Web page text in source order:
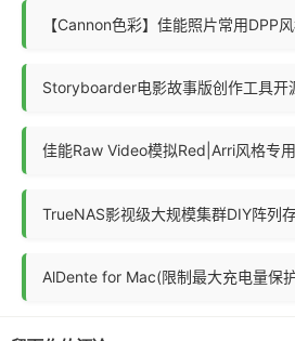
【Cannon色彩】佳能照片常用DPP
Storyboarder电影故事版创作工具开
佳能Raw Video模拟Red|Arri风格专
TrueNAS影视级大规模集群DIY阵列
AlDente for Mac(限制最大充电量保